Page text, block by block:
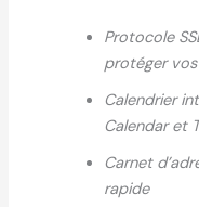
Protocole
protéger
Calendrier
Calendar et
Carnet
rapide